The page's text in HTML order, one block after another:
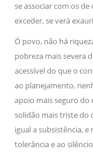
se associar com os de
exceder, se verá
Ó povo, não há
pobreza mais severa
acessível do que o
ao planejamento,
apoio mais seguro do
solidão mais triste do
igual a subsistência,
tolerância e ao